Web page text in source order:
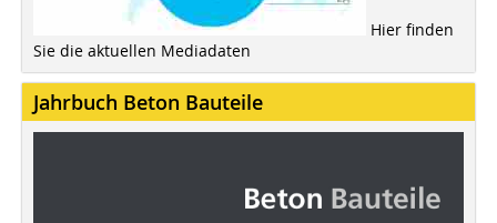
Hier finden
Sie die aktuellen Mediadaten
Jahrbuch Beton Bauteile